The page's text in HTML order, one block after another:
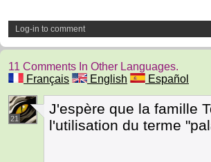
Log-in to comment
11 Comments In Other Languages.
Français
English Español
21
J'espère que la famille
l'utilisation du terme